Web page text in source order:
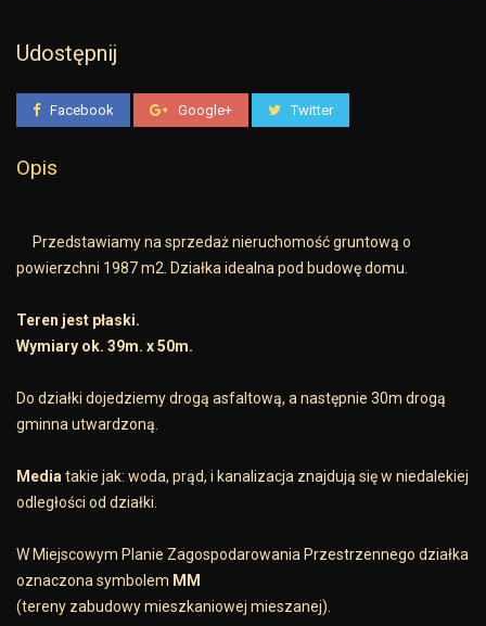
Udostępnij
Facebook Google+ Twitter
Opis
Przedstawiamy na sprzedaż nieruchomość gruntową o
powierzchni 1987 m2. Działka idealna pod budowę domu.
Teren jest płaski.
Wymiary ok. 39m. x 50m.
Do działki dojedziemy drogą asfaltową, a następnie 30m drogą
gminna utwardzoną.
Media takie jak: woda, prąd, i kanalizacja znajdują się w niedalekiej
odległości od działki.
W Miejscowym Planie Zagospodarowania Przestrzennego działka
oznaczona symbolem MM
(tereny zabudowy mieszkaniowej mieszanej).